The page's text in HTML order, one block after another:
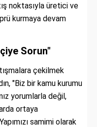
noktasıyla üretici ve
kurmaya devam
Sorun"
çekilmek
"Biz bir kamu kurumu
yorumlarla değil,
ortaya
samimi olarak